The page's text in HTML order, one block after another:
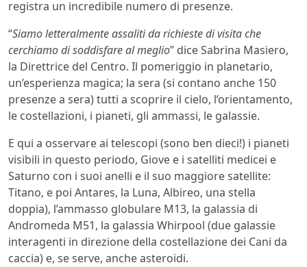
registra un incredibile numero di presenze.
“Siamo letteralmente assaliti da richieste di visita che
cerchiamo di soddisfare al meglio” dice Sabrina Masiero,
la Direttrice del Centro. Il pomeriggio in planetario,
un’esperienza magica; la sera (si contano anche 150
presenze a sera) tutti a scoprire il cielo, l’orientamento,
le costellazioni, i pianeti, gli ammassi, le galassie.
E qui a osservare ai telescopi (sono ben dieci!) i pianeti
visibili in questo periodo, Giove e i satelliti medicei e
Saturno con i suoi anelli e il suo maggiore satellite:
Titano, e poi Antares, la Luna, Albireo, una stella
doppia), l’ammasso globulare M13, la galassia di
Andromeda M51, la galassia Whirpool (due galassie
interagenti in direzione della costellazione dei Cani da
caccia) e, se serve, anche asteroidi.